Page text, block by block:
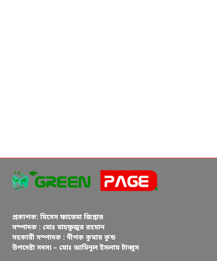
প্রকাশক: মিসেস ফাতেমা জিন্নাত
সম্পাদক : মোঃ মাহফুজুর রহমান
সহকারী সম্পাদক : দীপক কুমার কুন্ড
উপদেষ্টা সদস্য – মোঃ আমিনুল ইসলাম টাব্বুস